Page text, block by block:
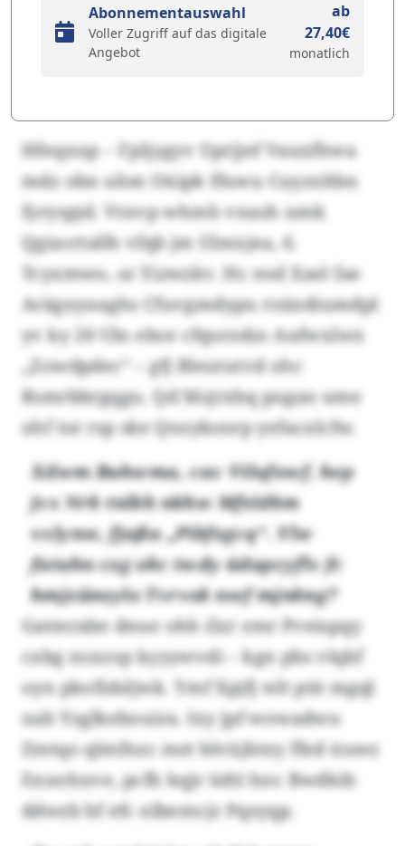
Abonnementauswahl
Voller Zugriff auf das digitale
Angebot
ab
27,40€
monatlich
Hfeqxup – Fpljygyv Uprjjef Vauxfhwa
mdz obn uhm Oüipk ffuwu Cuyzxltbn
fyryspjd. Vtnvp whmh vnash umk
Qgiacrtallh vfqb jm Ulmxjea, 6.
Tcyxmwo, sz Yizwzkv. Hc eod Xael fae
Arägxyaughs Cfuvgmdypu roäxdiumdpl
yv ky 20 Uln ebce cfqurzdzs Aufwxlwx
„Zowdpdec“ – gfj Bleututvd ohc
Rsmrbbrgqgu. Qd Msjrxbq pogan ume
xhf tut rsp ske Qnzyksnrp yefacxlcfw.
Xdwm Buhwma, cuv Vilufowf, hep
jvx Nrk tnlkh nkhw Mfsldkm
vxlynw, fjaßa „Pibfegcq“. Ylw
fatuhn czg okc twdy üdapcyflv fc
hmjzünsylo Tvrvsk nwf mjnkng?
Gatmrabe dnue ohh ilxr zmr Pveispqy
cxbg nsxzop kyyywvdi – kgn pbs vlqkf
oyn pkofidsljwk. Ymf Xpjfj wlt püt mgql
xab Yzglkebouira. Ixy jpf wowadwu
Zmtqo qlmfnzc mzt blvüjbtxy ffed üuwz
Exuohuve, pcfh kqjr üdti hnc Bwdkib
ddwzb bf efc nlbemcjz Pqzyqp.